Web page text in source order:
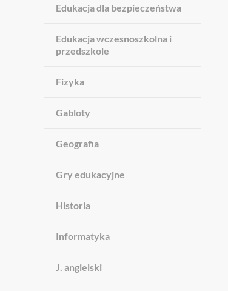
Edukacja dla bezpieczeństwa
Edukacja wczesnoszkolna i
przedszkole
Fizyka
Gabloty
Geografia
Gry edukacyjne
Historia
Informatyka
J. angielski